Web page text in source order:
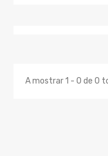
A mostrar 1 - 0 de 0